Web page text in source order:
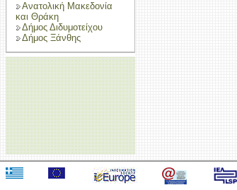
Ανατολική Μακεδονία
και Θράκη
Δήμος Διδυμοτείχου
Δήμος Ξάνθης